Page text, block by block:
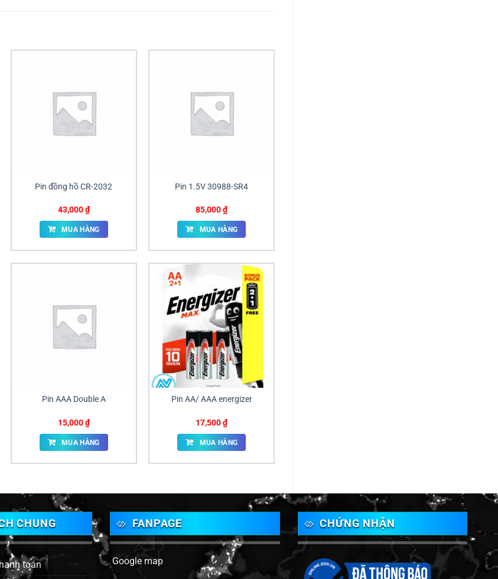
Pin đồng hồ CR-2032
43,000₫
MUA HÀNG
Pin 1.5V 30988-SR4
85,000₫
MUA HÀNG
Pin AAA Double A
15,000₫
MUA HÀNG
Pin AA/ AAA energizer
17,500₫
MUA HÀNG
CHUNG
toán
FANPAGE
Google map
CHỨNG NHẬN